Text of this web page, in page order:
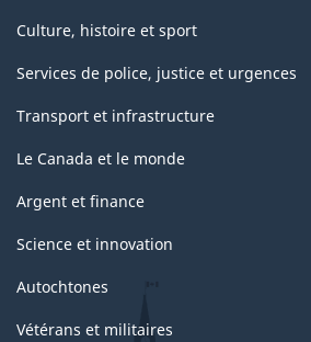
Culture, histoire et sport
Services de police, justice et urgences
Transport et infrastructure
Le Canada et le monde
Argent et finance
Science et innovation
Autochtones
Vétérans et militaires